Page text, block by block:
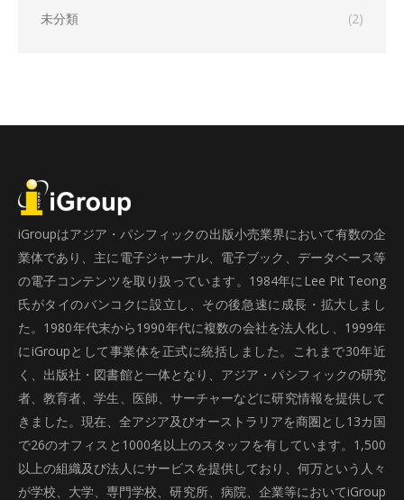
未分類
(2)
iGroupはアジア・パシフィックの出版小売業界において有数の企
業体であり、主に電子ジャーナル、電子ブック、データベース等
の電子コンテンツを取り扱っています。1984年にLee Pit Teong
氏がタイのバンコクに設立し、その後急速に成長・拡大しまし
た。1980年代末から1990年代に複数の会社を法人化し、1999年
にiGroupとして事業体を正式に統括しました。これまで30年近
く、出版社・図書館と一体となり、アジア・パシフィックの研究
者、教育者、学生、医師、サーチャーなどに研究情報を提供して
きました。現在、全アジア及びオーストラリアを商圏とし13カ国
で26のオフィスと1000名以上のスタッフを有しています。1,500
以上の組織及び法人にサービスを提供しており、何万という人々
が学校、大学、専門学校、研究所、病院、企業等においてiGroup